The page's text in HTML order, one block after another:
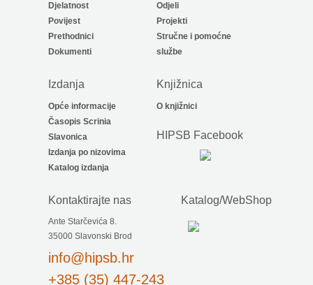
Djelatnost
Povijest
Prethodnici
Dokumenti
Odjeli
Projekti
Stručne i pomoćne
službe
Izdanja
Opće informacije
Časopis Scrinia
Slavonica
Izdanja po nizovima
Katalog izdanja
Knjižnica
O knjižnici
HIPSB Facebook
Kontaktirajte nas
Ante Starčevića 8.
35000 Slavonski Brod
info@hipsb.hr
+385 (35) 447-243
Katalog/WebShop